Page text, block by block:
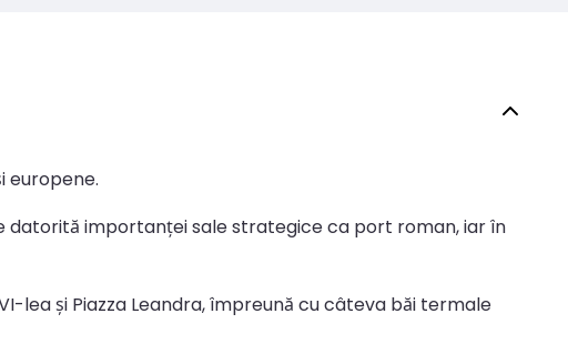
europene.
datorită importanței sale strategice ca port roman, iar în
lea și Piazza Leandra, împreună cu câteva băi termale